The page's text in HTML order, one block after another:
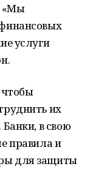
«Мы
услуги
чтобы
их
в свою
правила и
для защиты